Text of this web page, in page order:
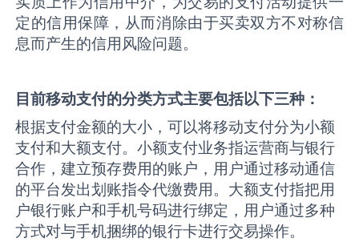
定的信用保障，从而消除由于买卖双方不对称信
息而产生的信用风险问题。
目前移动支付的分类方式主要包括以下三种：
根据支付金额的大小，可以将移动支付分为小额
支付和大额支付。小额支付业务指运营商与银行
合作，建立预存费用的账户，用户通过移动通信
的平台发出划账指令代缴费用。大额支付指把用
户银行账户和手机号码进行绑定，用户通过多种
方式对与手机捆绑的银行卡进行交易操作。